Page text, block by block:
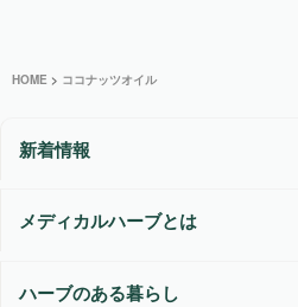
HOME > ココナッツオイル
新着情報
メディカルハーブとは
ハーブのある暮らし